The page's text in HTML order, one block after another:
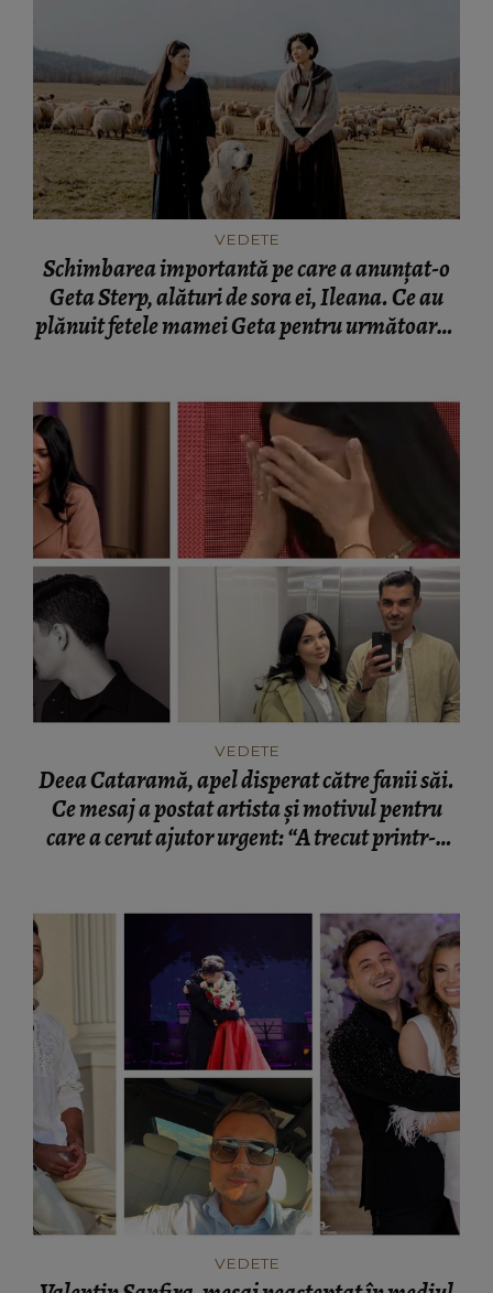
VEDETE
Schimbarea importantă pe care a anunțat-o
Geta Sterp, alături de sora ei, Ileana. Ce au
plănuit fetele mamei Geta pentru următoarea
VEDETE
Deea Cataramă, apel disperat către fanii săi.
Ce mesaj a postat artista și motivul pentru
care a cerut ajutor urgent: “A trecut printr-o
VEDETE